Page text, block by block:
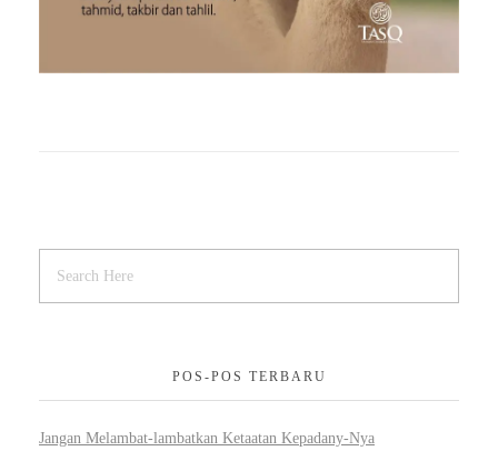
POS-POS TERBARU
Jangan Melambat-lambatkan Ketaatan Kepadany-Nya